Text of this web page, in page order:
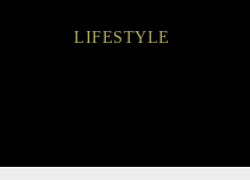
LIFESTYLE